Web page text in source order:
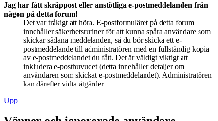
Jag har fått skräppost eller anstötliga e-postmeddelanden från
någon på detta forum!
Det var tråkigt att höra. E-postformuläret på detta forum
innehåller säkerhetsrutiner för att kunna spåra användare som
skickar sådana meddelanden, så du bör skicka ett e-
postmeddelande till administratören med en fullständig kopia
av e-postmeddelandet du fått. Det är väldigt viktigt att
inkludera e-posthuvudet (detta innehåller detaljer om
användaren som skickat e-postmeddelandet). Administratören
kan därefter vidta åtgärder.
Upp